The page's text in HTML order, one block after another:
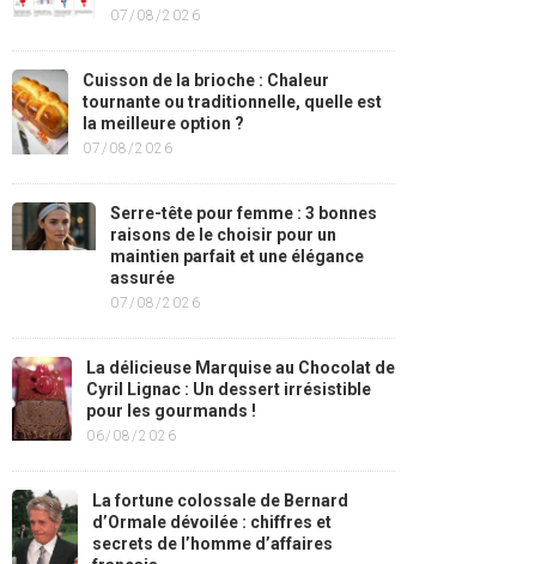
07/08/2026
Cuisson de la brioche : Chaleur
tournante ou traditionnelle, quelle est
la meilleure option ?
07/08/2026
Serre-tête pour femme : 3 bonnes
raisons de le choisir pour un
maintien parfait et une élégance
assurée
07/08/2026
La délicieuse Marquise au Chocolat de
Cyril Lignac : Un dessert irrésistible
pour les gourmands !
06/08/2026
La fortune colossale de Bernard
d’Ormale dévoilée : chiffres et
secrets de l’homme d’affaires